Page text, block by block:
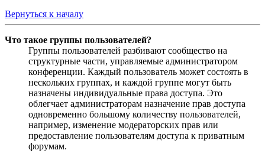
Вернуться к началу
Что такое группы пользователей?
Группы пользователей разбивают сообщество на
структурные части, управляемые администратором
конференции. Каждый пользователь может состоять в
нескольких группах, и каждой группе могут быть
назначены индивидуальные права доступа. Это
облегчает администраторам назначение прав доступа
одновременно большому количеству пользователей,
например, изменение модераторских прав или
предоставление пользователям доступа к приватным
форумам.